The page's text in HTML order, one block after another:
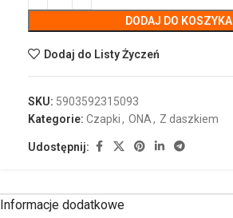
DODAJ DO KOSZYKA
Dodaj do Listy Życzeń
SKU: 5903592315093
Kategorie: Czapki, ONA, Z daszkiem
Udostępnij:
Informacje dodatkowe